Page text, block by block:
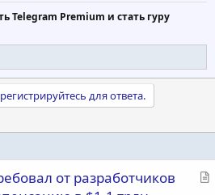
Telegram Premium и стать гуру
для ответа.
С
от разработчиков